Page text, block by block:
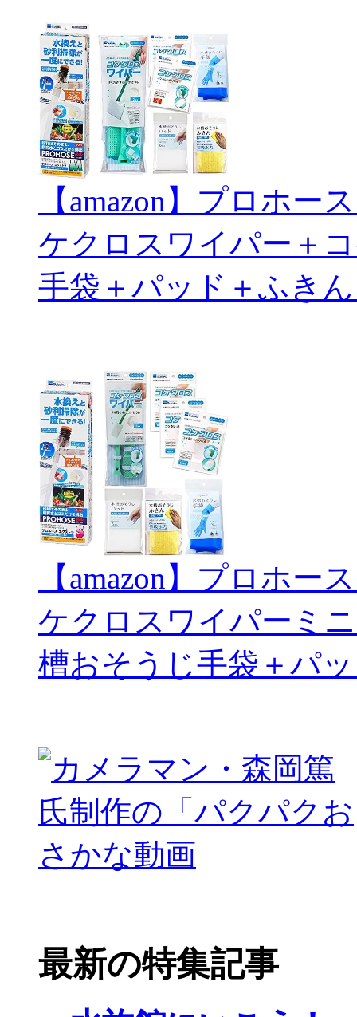
【amazon】プロホ
ケクロスワイパー＋
手袋＋パッド＋ふき
【amazon】プロホー
ケクロスワイパーミ
槽おそうじ手袋＋パ
最新の特集記事